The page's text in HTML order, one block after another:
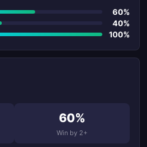
60%
40%
100%
60%
Win by 2+